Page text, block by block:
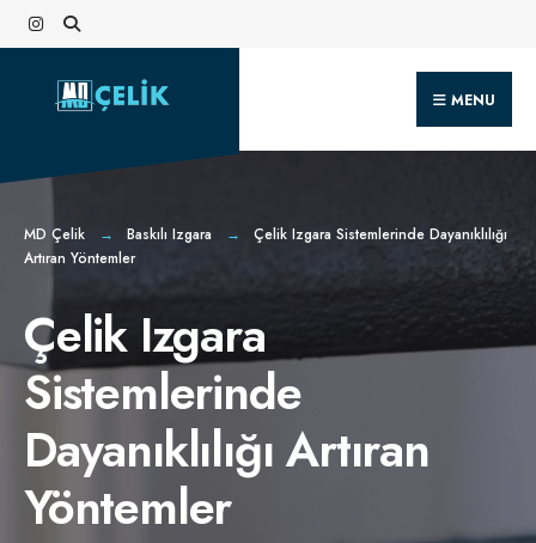
Skip
to
content
MENU
MD Çelik Baskılı Izgara
Çelik Izgara Sistemlerinde Dayanıklılığı
Artıran Yöntemler
Çelik Izgara
Sistemlerinde
Dayanıklılığı Artıran
Yöntemler
Search
for: